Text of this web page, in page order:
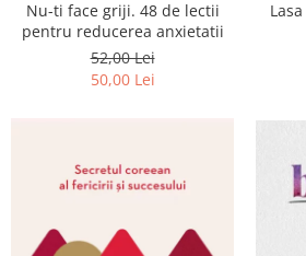
Nu-ti face griji. 48 de lectii
pentru reducerea anxietatii
52,00 Lei
50,00 Lei